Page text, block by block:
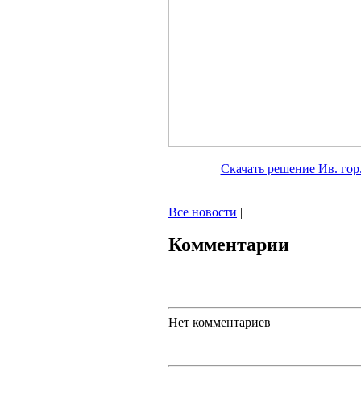
Скачать решение Ив.
Все новости |
Комментарии
Нет комментариев